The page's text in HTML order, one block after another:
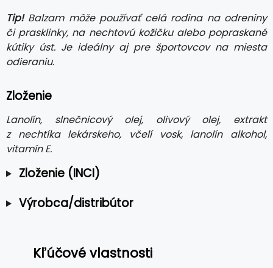
Tip! Balzam môže používať celá rodina na odreniny
či prasklinky, na nechtovú kožičku alebo popraskané
kútiky úst. Je ideálny aj pre športovcov na miesta
odieraniu.
Zloženie
Lanolín, slnečnicový olej, olivový olej, extrakt
z nechtíka lekárskeho, včelí vosk, lanolín alkohol,
vitamín E.
Zloženie (INCI)
Výrobca/distribútor
Kľúčové vlastnosti